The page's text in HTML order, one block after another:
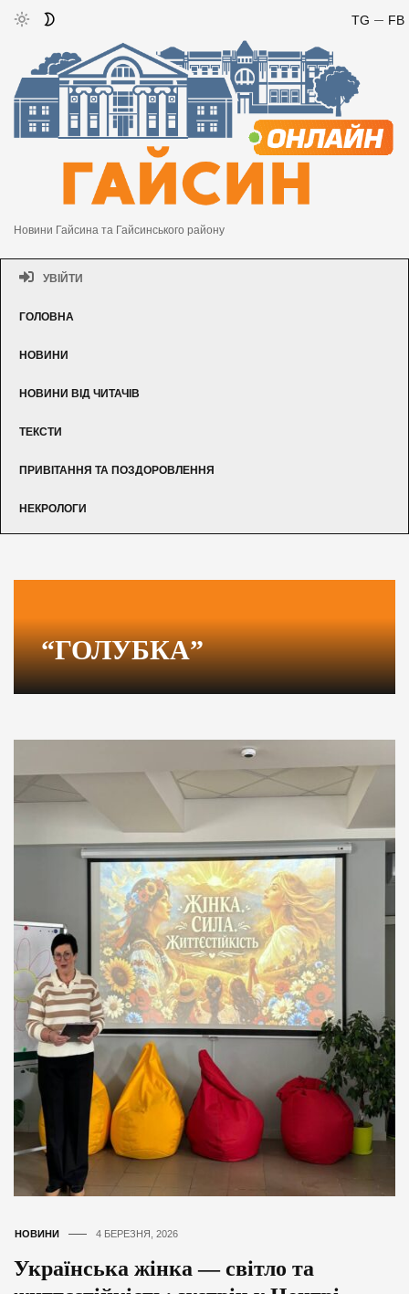
FB
TG
Новини Гайсина та Гайсинського району
УВІЙТИ
ГОЛОВНА
НОВИНИ
НОВИНИ ВІД ЧИТАЧІВ
ТЕКСТИ
ПРИВІТАННЯ ТА ПОЗДОРОВЛЕННЯ
НЕКРОЛОГИ
“ГОЛУБКА”
НОВИНИ 4 БЕРЕЗНЯ, 2026
Українська жінка — світло та